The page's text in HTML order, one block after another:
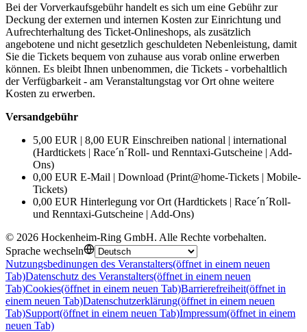
Bei der Vorverkaufsgebühr handelt es sich um eine Gebühr zur
Deckung der externen und internen Kosten zur Einrichtung und
Aufrechterhaltung des Ticket-Onlineshops, als zusätzlich
angebotene und nicht gesetzlich geschuldeten Nebenleistung, damit
Sie die Tickets bequem von zuhause aus vorab online erwerben
können. Es bleibt Ihnen unbenommen, die Tickets - vorbehaltlich
der Verfügbarkeit - am Veranstaltungstag vor Ort ohne weitere
Kosten zu erwerben.
Versandgebühr
5,00 EUR | 8,00 EUR Einschreiben national | international
(Hardtickets | Race´n´Roll- und Renntaxi-Gutscheine | Add-
Ons)
0,00 EUR E-Mail | Download (Print@home-Tickets | Mobile-
Tickets)
0,00 EUR Hinterlegung vor Ort (Hardtickets | Race´n´Roll-
und Renntaxi-Gutscheine | Add-Ons)
© 2026 Hockenheim-Ring GmbH. Alle Rechte vorbehalten.
Sprache wechseln
Nutzungsbedinungen des Veranstalters(öffnet in einem neuen
Tab)Datenschutz des Veranstalters(öffnet in einem neuen
Tab)Cookies(öffnet in einem neuen Tab)Barrierefreiheit(öffnet in
einem neuen Tab)Datenschutzerklärung(öffnet in einem neuen
Tab)Support(öffnet in einem neuen Tab)Impressum(öffnet in einem
neuen Tab)